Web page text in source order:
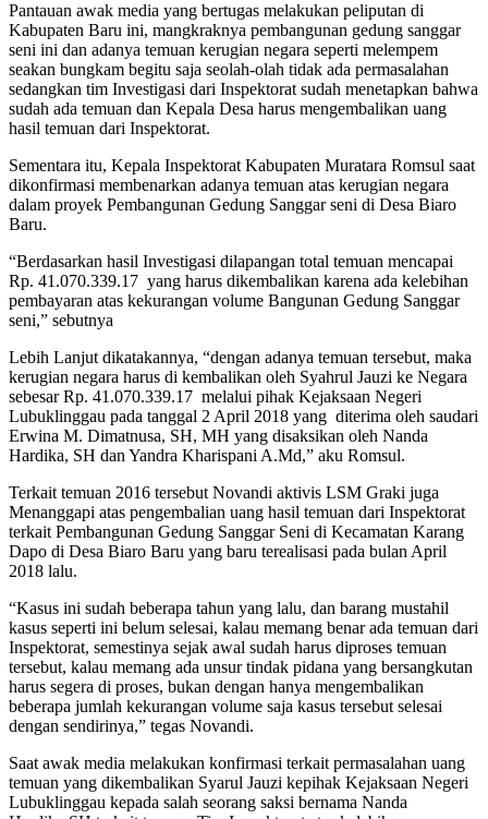
Pantauan awak media yang bertugas melakukan peliputan di
Kabupaten Baru ini, mangkraknya pembangunan gedung sanggar
seni ini dan adanya temuan kerugian negara seperti melempem
seakan bungkam begitu saja seolah-olah tidak ada permasalahan
sedangkan tim Investigasi dari Inspektorat sudah menetapkan bahwa
sudah ada temuan dan Kepala Desa harus mengembalikan uang
hasil temuan dari Inspektorat.
Sementara itu, Kepala Inspektorat Kabupaten Muratara Romsul saat
dikonfirmasi membenarkan adanya temuan atas kerugian negara
dalam proyek Pembangunan Gedung Sanggar seni di Desa Biaro
Baru.
“Berdasarkan hasil Investigasi dilapangan total temuan mencapai
Rp. 41.070.339.17 yang harus dikembalikan karena ada kelebihan
pembayaran atas kekurangan volume Bangunan Gedung Sanggar
seni,” sebutnya
Lebih Lanjut dikatakannya, “dengan adanya temuan tersebut, maka
kerugian negara harus di kembalikan oleh Syahrul Jauzi ke Negara
sebesar Rp. 41.070.339.17 melalui pihak Kejaksaan Negeri
Lubuklinggau pada tanggal 2 April 2018 yang diterima oleh saudari
Erwina M. Dimatnusa, SH, MH yang disaksikan oleh Nanda
Hardika, SH dan Yandra Kharispani A.Md,” aku Romsul.
Terkait temuan 2016 tersebut Novandi aktivis LSM Graki juga
Menanggapi atas pengembalian uang hasil temuan dari Inspektorat
terkait Pembangunan Gedung Sanggar Seni di Kecamatan Karang
Dapo di Desa Biaro Baru yang baru terealisasi pada bulan April
2018 lalu.
“Kasus ini sudah beberapa tahun yang lalu, dan barang mustahil
kasus seperti ini belum selesai, kalau memang benar ada temuan dari
Inspektorat, semestinya sejak awal sudah harus diproses temuan
tersebut, kalau memang ada unsur tindak pidana yang bersangkutan
harus segera di proses, bukan dengan hanya mengembalikan
beberapa jumlah kekurangan volume saja kasus tersebut selesai
dengan sendirinya,” tegas Novandi.
Saat awak media melakukan konfirmasi terkait permasalahan uang
temuan yang dikembalikan Syarul Jauzi kepihak Kejaksaan Negeri
Lubuklinggau kepada salah seorang saksi bernama Nanda